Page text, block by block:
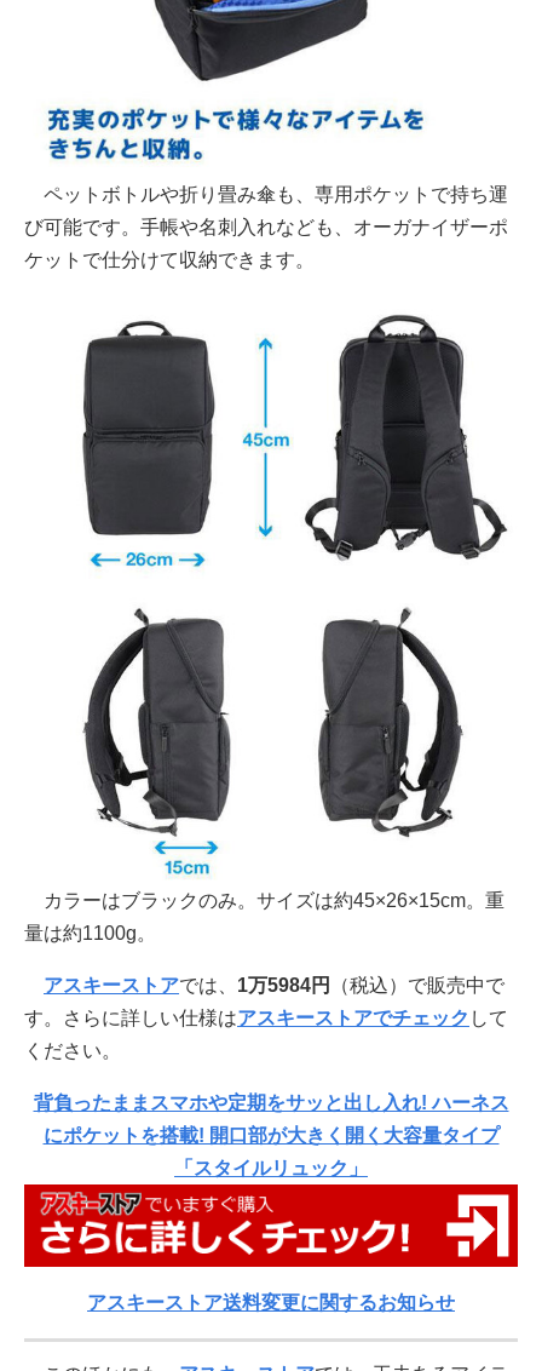
ペットボトルや折り畳み傘も、専用ポケットで持ち運
び可能です。手帳や名刺入れなども、オーガナイザーポ
ケットで仕分けて収納できます。
カラーはブラックのみ。サイズは約45×26×15cm。重
量は約1100g。
アスキーストアでは、 1万5984円
（税込）で販売中で
す。さらに詳しい仕様はアスキーストアでチェック して
ください。
背負ったままスマホや定期をサッと出し入れ! ハーネス
にポケットを搭載! 開口部が大きく開く大容量タイプ
「スタイルリュック」
アスキーストア送料変更に関するお知らせ